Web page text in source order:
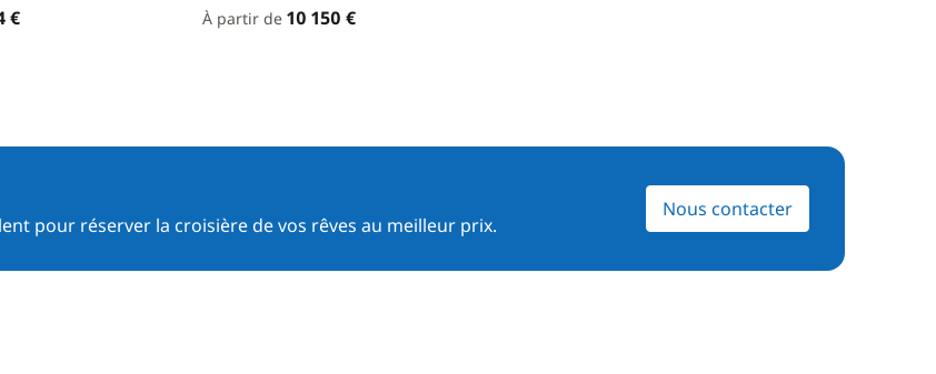
€ À partir de 10 150 €
pour réserver la croisière de vos rêves au meilleur prix.
Nous contacter